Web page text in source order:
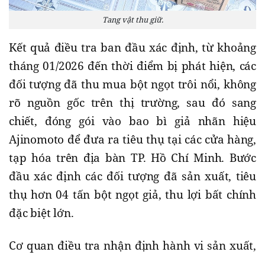
Tang vật thu giữ.
Kết quả điều tra ban đầu xác định, từ khoảng
tháng 01/2026 đến thời điểm bị phát hiện, các
đối tượng đã thu mua bột ngọt trôi nổi, không
rõ nguồn gốc trên thị trường, sau đó sang
chiết, đóng gói vào bao bì giả nhãn hiệu
Ajinomoto để đưa ra tiêu thụ tại các cửa hàng,
tạp hóa trên địa bàn TP. Hồ Chí Minh. Bước
đầu xác định các đối tượng đã sản xuất, tiêu
thụ hơn 04 tấn bột ngọt giả, thu lợi bất chính
đặc biệt lớn.
Cơ quan điều tra nhận định hành vi sản xuất,